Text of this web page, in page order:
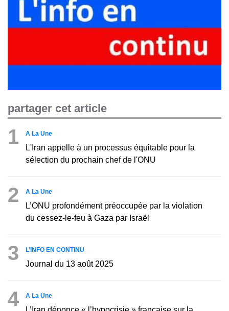
partager cet article
1 A La Une
L'Iran appelle à un processus équitable pour la
sélection du prochain chef de l'ONU
2 A La Une
L’ONU profondément préoccupée par la violation
du cessez-le-feu à Gaza par Israël
3 L’INFO EN CONTINU
Journal du 13 août 2025
4 A La Une